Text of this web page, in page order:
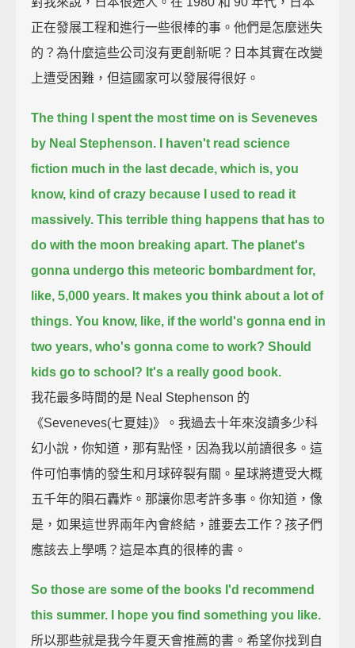
正在發展工程和進行一些很棒的事。他們是怎麼迷失
的？為什麼這些公司沒有更創新呢？日本其實在改變
上遭受困難，但這國家可以發展得很好。
The thing I spent the most time on is Seveneves
by Neal Stephenson.
I haven't read science
fiction much in the last decade, which is, you
know, kind of crazy because I used to read it
massively. This terrible thing happens that has to
do with the moon breaking apart. The planet's
gonna undergo this meteoric bombardment for,
like, 5,000 years. It makes you think about a lot of
things. You know, like, if the world's gonna end in
two years, who's gonna come to work? Should
kids go to school? It's a really good book.
我花最多時間的是 Neal Stephenson 的
《Seveneves(七夏娃)》。我過去十年來沒讀多少科
幻小說，你知道，那有點怪，因為我以前讀很多。這
件可怕事情的發生和月球碎裂有關。星球將遭受大概
五千年的隕石轟炸。那讓你思考許多事。你知道，像
是，如果這世界兩年內會終結，誰要去工作？孩子們
應該去上學嗎？這是本真的很棒的書。
So those are some of the books I'd recommend
this summer.
I hope you find something you like.
所以那些就是我今年夏天會推薦的書。希望你找到自